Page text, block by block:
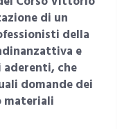
di un
della
e
che
domande dei